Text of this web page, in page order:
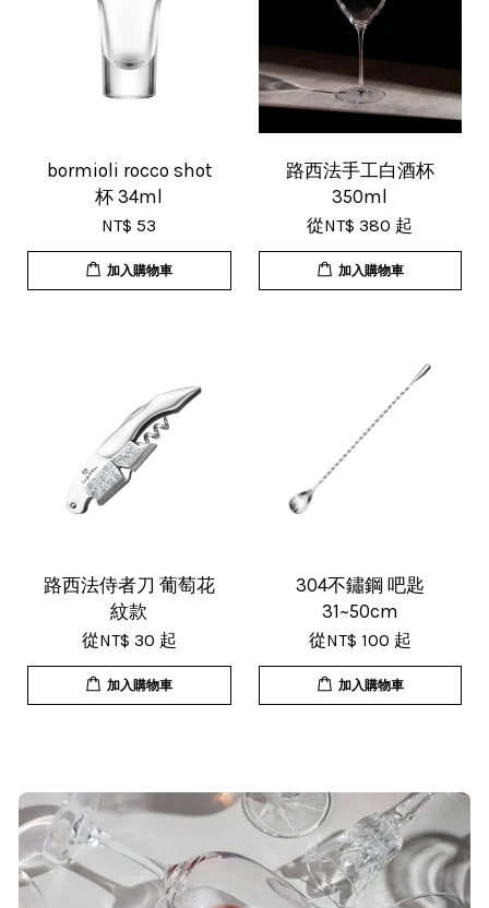
V***
17/Nov/2025 11:05 am
超用心的包裝，非常好用的產品，謝
謝賣家，價格超優惠，CP值超高，推
薦給大家！
18/Nov/2025 07:35 pm
杯子的品質非常好、寄出很快速很有
效率，現在買調酒用品都會優先選購
T***
貨速度快，商品品質也很ok，價格又
超值，值得推薦大家購買
bormioli rocco shot
杯 34ml
NT$ 53
加入購物車
路西法手工白酒杯
350ml
從NT$ 380 起
加入購物車
路西法侍者刀 葡萄花
紋款
從NT$ 30 起
加入購物車
304不鏽鋼 吧匙
31~50cm
從NT$ 100 起
加入購物車